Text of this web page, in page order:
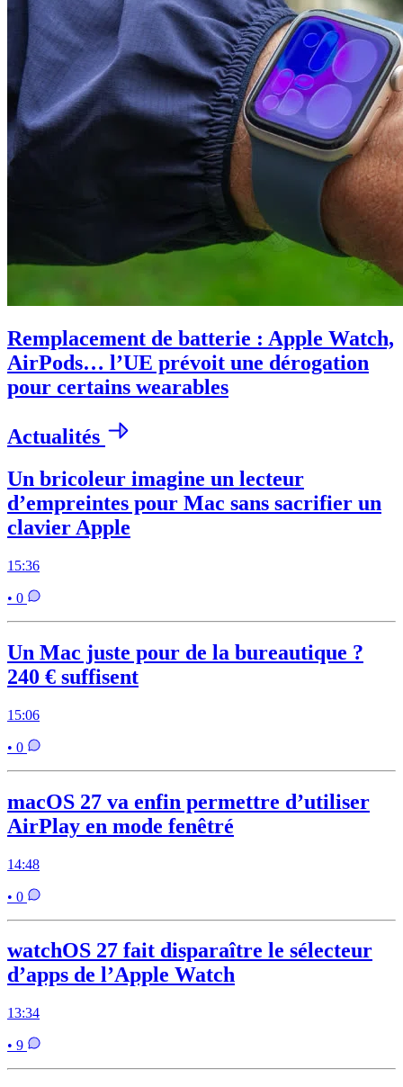
Remplacement de batterie : Apple Watch,
AirPods… l’UE prévoit une dérogation
pour certains wearables
Actualités
Un bricoleur imagine un lecteur
d’empreintes pour Mac sans sacrifier un
clavier Apple
15:36
• 0
Un Mac juste pour de la bureautique ?
240 € suffisent
15:06
• 0
macOS 27 va enfin permettre d’utiliser
AirPlay en mode fenêtré
14:48
• 0
watchOS 27 fait disparaître le sélecteur
d’apps de l’Apple Watch
13:34
• 9